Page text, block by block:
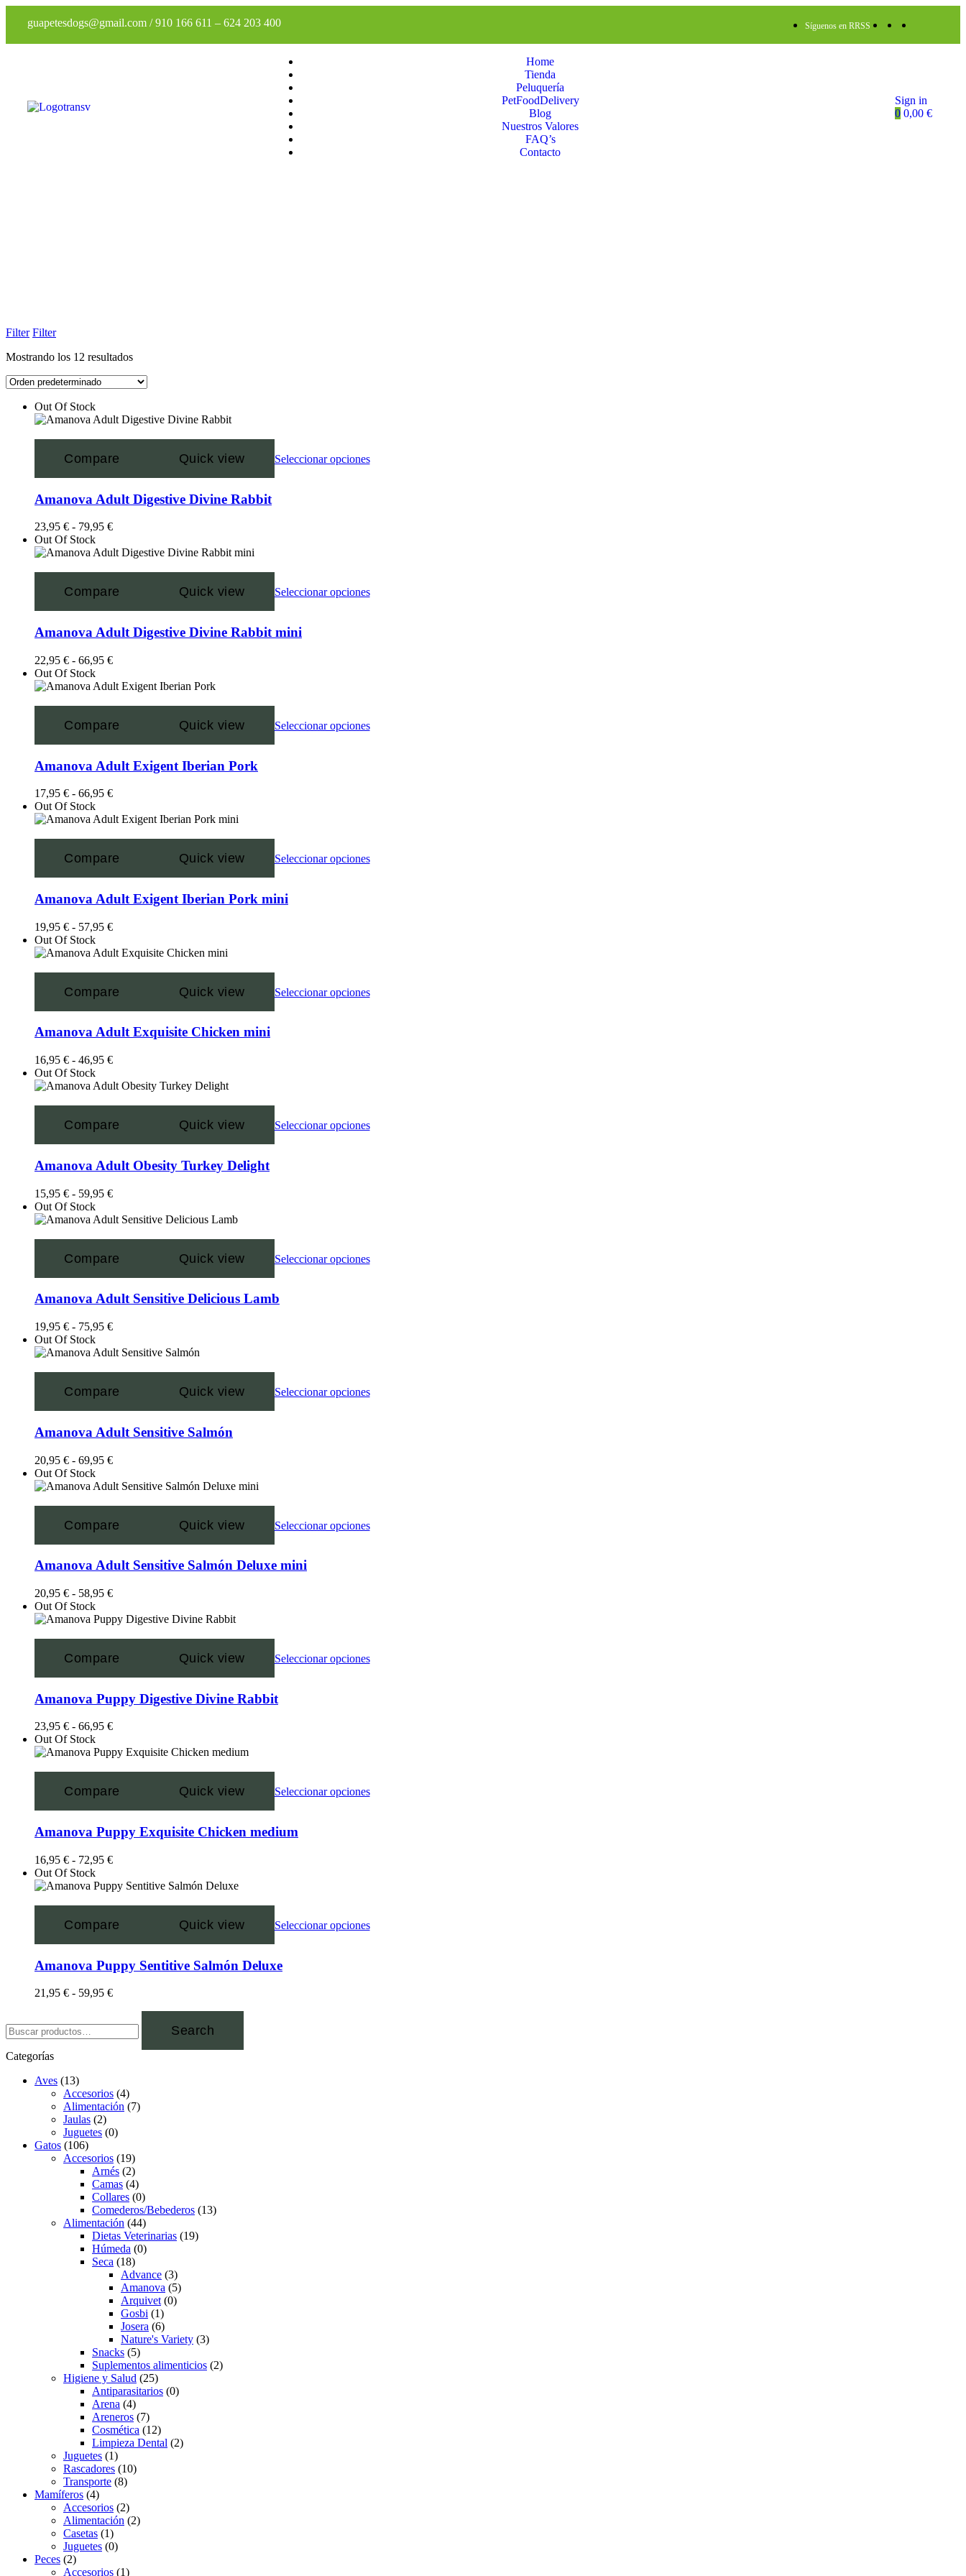
guapetesdogs@gmail.com /910 166 611 – 624 203 400 Síguenos en RRSS
Home
Tienda
Peluquería
PetFoodDelivery
Blog
Nuestros Valores
FAQ’s
Contacto
Sign in
0 0,00 €
Filter Filter
Mostrando los 12 resultados
Out Of Stock
Compare Quick view Seleccionar opciones
Amanova Adult Digestive Divine Rabbit
23,95 € - 79,95 €
Out Of Stock
Compare Quick view Seleccionar opciones
Amanova Adult Digestive Divine Rabbit mini
22,95 € - 66,95 €
Out Of Stock
Compare Quick view Seleccionar opciones
Amanova Adult Exigent Iberian Pork
17,95 € - 66,95 €
Out Of Stock
Compare Quick view Seleccionar opciones
Amanova Adult Exigent Iberian Pork mini
19,95 € - 57,95 €
Out Of Stock
Compare Quick view Seleccionar opciones
Amanova Adult Exquisite Chicken mini
16,95 € - 46,95 €
Out Of Stock
Compare Quick view Seleccionar opciones
Amanova Adult Obesity Turkey Delight
15,95 € - 59,95 €
Out Of Stock
Compare Quick view Seleccionar opciones
Amanova Adult Sensitive Delicious Lamb
19,95 € - 75,95 €
Out Of Stock
Compare Quick view Seleccionar opciones
Amanova Adult Sensitive Salmón
20,95 € - 69,95 €
Out Of Stock
Compare Quick view Seleccionar opciones
Amanova Adult Sensitive Salmón Deluxe mini
20,95 € - 58,95 €
Out Of Stock
Compare Quick view Seleccionar opciones
Amanova Puppy Digestive Divine Rabbit
23,95 € - 66,95 €
Out Of Stock
Compare Quick view Seleccionar opciones
Amanova Puppy Exquisite Chicken medium
16,95 € - 72,95 €
Out Of Stock
Compare Quick view Seleccionar opciones
Amanova Puppy Sentitive Salmón Deluxe
21,95 € - 59,95 €
Search
Categorías
Aves (13)
Accesorios (4)
Alimentación (7)
Jaulas (2)
Juguetes (0)
Gatos (106)
Accesorios (19)
Arnés (2)
Camas (4)
Collares (0)
Comederos/Bebederos (13)
Alimentación (44)
Dietas Veterinarias (19)
Húmeda (0)
Seca (18)
Advance (3)
Amanova (5)
Arquivet (0)
Gosbi (1)
Josera (6)
Nature's Variety (3)
Snacks (5)
Suplementos alimenticios (2)
Higiene y Salud (25)
Antiparasitarios (0)
Arena (4)
Areneros (7)
Cosmética (12)
Limpieza Dental (2)
Juguetes (1)
Rascadores (10)
Transporte (8)
Mamíferos (4)
Accesorios (2)
Alimentación (2)
Casetas (1)
Juguetes (0)
Peces (2)
Accesorios (1)